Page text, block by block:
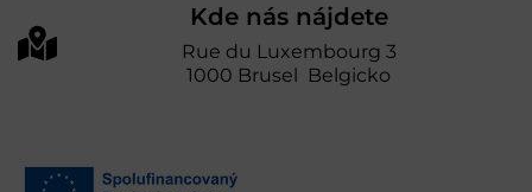
Kde nás nájdete
Rue du Luxembourg 3
1000 Brusel Belgicko